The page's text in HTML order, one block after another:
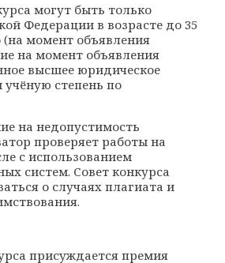
могут быть только
Федерации в возрасте до 35
момент объявления
на момент объявления
высшее юридическое
учёную степень по
на недопустимость
проверяет работы на
с использованием
систем. Совет конкурса
о случаях плагиата и
присуждается премия